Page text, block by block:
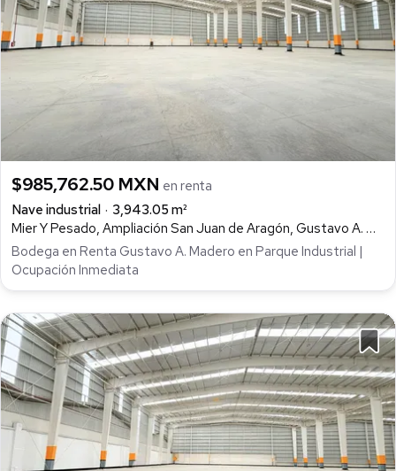
$985,762.50 MXN en renta
Nave industrial
3,943.05 m²
Mier Y Pesado, Ampliación San Juan de Aragón, Gustavo A. Madero
Bodega en Renta Gustavo A. Madero en Parque Industrial |
Ocupación Inmediata